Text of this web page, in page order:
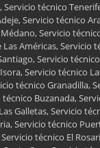
técnico
Servicio técnico
Servicio
Américas, Servicio
Servicio
Servicio técnico
técnico Granadilla,
Buzanada,
Galletas, Servicio
Servicio técnico
técnico El